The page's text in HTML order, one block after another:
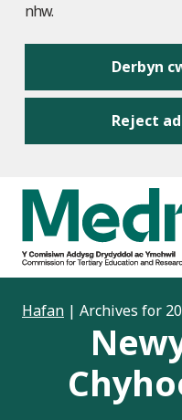
nhw.
Derbyn
Reject
content
Hafan | Archives for